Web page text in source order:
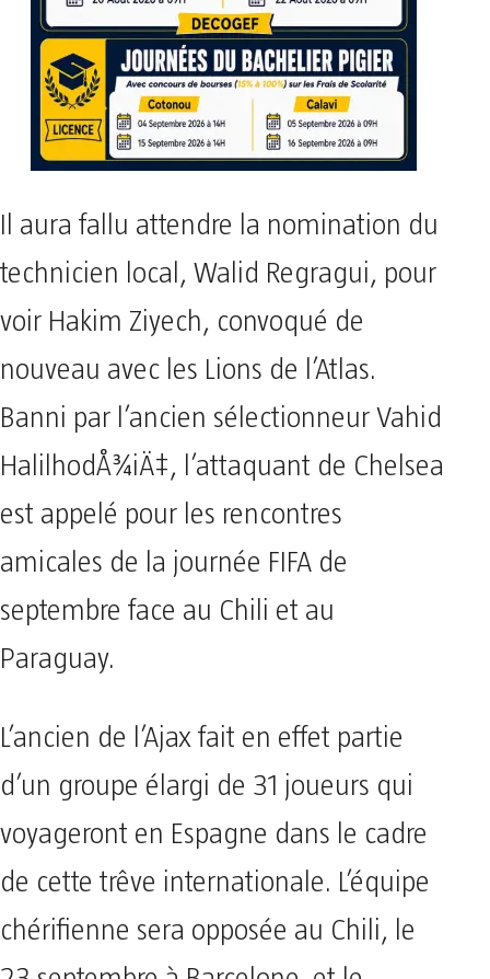
Il aura fallu attendre la nomination du
technicien local, Walid Regragui, pour
voir Hakim Ziyech, convoqué de
nouveau avec les Lions de l’Atlas.
Banni par l’ancien sélectionneur Vahid
HalilhodÅ¾iÄ‡, l’attaquant de Chelsea
est appelé pour les rencontres
amicales de la journée FIFA de
septembre face au Chili et au
Paraguay.
L’ancien de l’Ajax fait en effet partie
d’un groupe élargi de 31 joueurs qui
voyageront en Espagne dans le cadre
de cette trêve internationale. L’équipe
chérifienne sera opposée au Chili, le